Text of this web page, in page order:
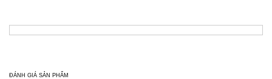
ĐÁNH GIÁ SẢN PHẨM